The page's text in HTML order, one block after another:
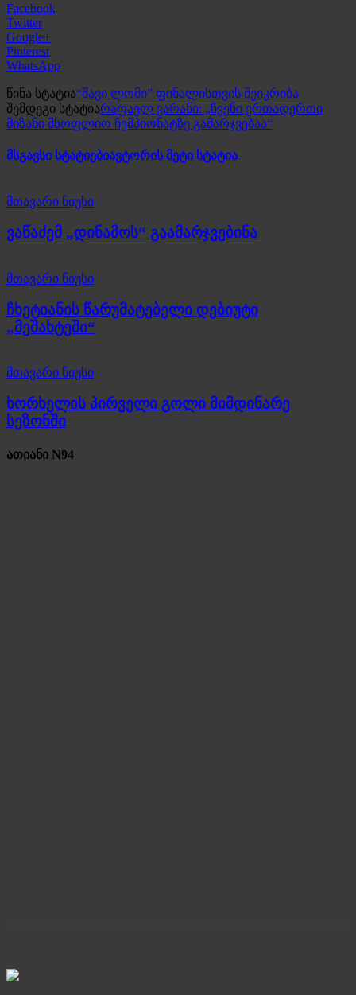
Facebook
Twitter
Google+
Pinterest
WhatsApp
წინა სტატია“შავი ლომი” ფინალისთვის შეიკრიბა
შემდეგი სტატიარაფაელ ვარანი: „ჩვენი ერთადერთი
მიზანი მსოფლიო ჩემპიონატზე გამარჯვებაა“
მსგავსი სტატიებიავტორის მეტი სტატია
მთავარი ნიუსი
ვაწაძემ „დინამოს“ გაამარჯვებინა
მთავარი ნიუსი
ჩხეტიანის წარუმატებელი დებიუტი
„მეშახტეში“
მთავარი ნიუსი
ხორხელის პირველი გოლი მიმდინარე
სეზონში
ათიანი N94